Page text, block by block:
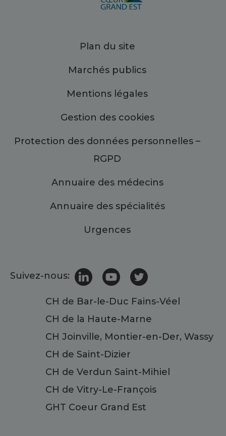
Plan du site
Marchés publics
Mentions légales
Gestion des cookies
Protection des données personnelles –
RGPD
Annuaire des médecins
Annuaire des spécialités
Urgences
Suivez-nous:
CH de Bar-le-Duc Fains-Véel
CH de la Haute-Marne
CH Joinville, Montier-en-Der, Wassy
CH de Saint-Dizier
CH de Verdun Saint-Mihiel
CH de Vitry-Le-François
GHT Coeur Grand Est